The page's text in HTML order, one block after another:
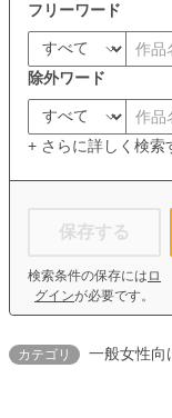
フリーワード
除外ワード
+ さらに詳しく検索
保存する
検索条件の保存には ロ
グインが必要です。
カテゴリ 一般女性向